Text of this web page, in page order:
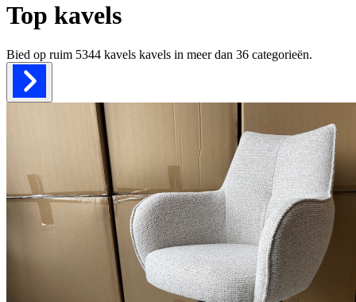
Top kavels
Bied op ruim 5344 kavels kavels in meer dan 36 categorieën.